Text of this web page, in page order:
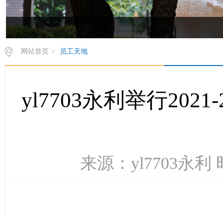
网站首页 > 员工天地
yl7703永利举行
来源：yl7703永利